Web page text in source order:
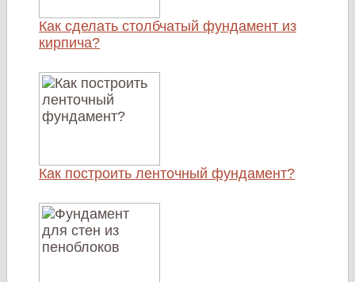
Как сделать столбчатый фундамент из
кирпича?
Как построить ленточный фундамент?